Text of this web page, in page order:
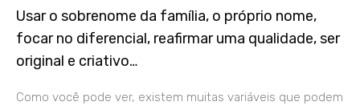
Usar o sobrenome da família, o próprio nome,
focar no diferencial, reafirmar uma qualidade, ser
original e criativo…
Como você pode ver, existem muitas variáveis que podem